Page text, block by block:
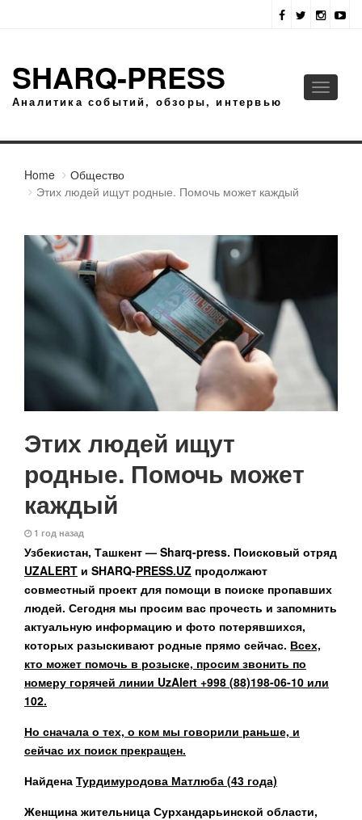
SHARQ-PRESS
Аналитика событий, обзоры, интервью
Toggle
Home
Общество
Этих людей ищут родные. Помочь может каждый
Этих людей ищут
родные. Помочь может
каждый
1 год назад
Узбекистан, Ташкент — Sharq-press. Поисковый отряд
UZALERT и SHARQ-PRESS.UZ продолжают
совместный проект для помощи в поиске пропавших
людей. Сегодня мы просим вас прочесть и запомнить
актуальную информацию и фото потерявшихся,
которых разыскивают родные прямо сейчас. Всех,
кто может помочь в розыске, просим звонить по
номеру горячей линии UzAlert +998 (88)198-06-10 или
102.
Но сначала о тех, о ком мы говорили раньше, и
сейчас их поиск прекращен.
Найдена Турдимуродова Матлюба (43 года)
Женщина жительница Сурхандарьинской области,